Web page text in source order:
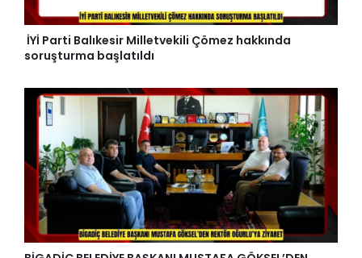
İYİ Parti Balıkesir Milletvekili Çömez hakkında
soruşturma başlatıldı